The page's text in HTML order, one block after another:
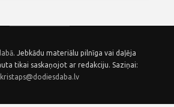
. Jebkādu materiālu pilnīga vai daļēja
tikai saskaņojot ar redakciju. Saziņai:
kristaps@dodiesdaba.lv